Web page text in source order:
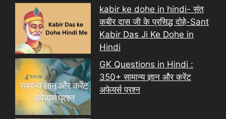
kabir ke dohe in hindi- संत
कबीर दास जी के प्रसिद्ध दोहे-Sant
Kabir Das Ji Ke Dohe in
Hindi
GK Questions in Hindi :
350+ सामान्य ज्ञान और करेंट
अफेयर्स प्रश्न